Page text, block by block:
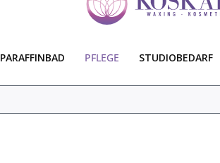
PARAFFINBAD PFLEGE STUDIOBEDARF